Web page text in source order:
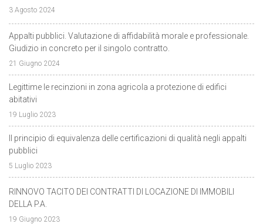
3 Agosto 2024
Appalti pubblici. Valutazione di affidabilità morale e professionale.
Giudizio in concreto per il singolo contratto.
21 Giugno 2024
Legittime le recinzioni in zona agricola a protezione di edifici
abitativi
19 Luglio 2023
Il principio di equivalenza delle certificazioni di qualità negli appalti
pubblici
5 Luglio 2023
RINNOVO TACITO DEI CONTRATTI DI LOCAZIONE DI IMMOBILI
DELLA P.A.
19 Giugno 2023